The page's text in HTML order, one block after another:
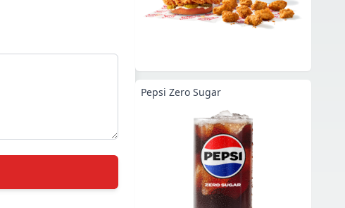
Pepsi Zero Sugar